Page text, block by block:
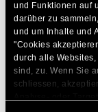
und Funktionen auf
darüber zu
und um Inhalte und
"Cookies
durch alle
sind, zu. Wenn Sie
schliessen,
Sie in unserem
worauf habe ich
Der